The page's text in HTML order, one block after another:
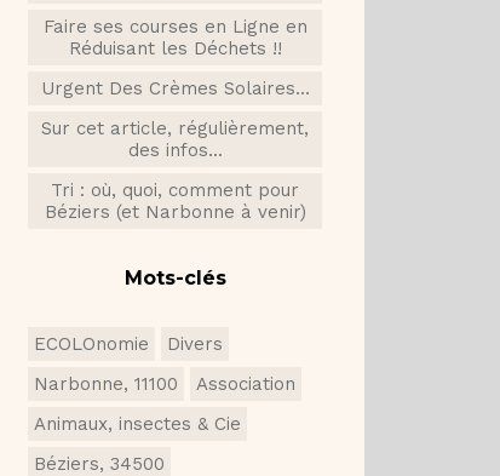
Faire ses courses en Ligne en
Réduisant les Déchets !!
Urgent Des Crèmes Solaires...
Sur cet article, régulièrement,
des infos...
Tri : où, quoi, comment pour
Béziers (et Narbonne à venir)
Mots-clés
ECOLOnomie
Divers
Narbonne, 11100
Association
Animaux, insectes & Cie
Béziers, 34500